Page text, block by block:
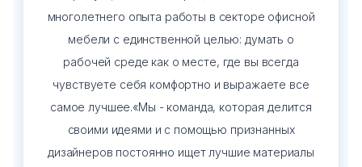
многолетнего опыта работы в секторе офисной
мебели с единственной целью: думать о
рабочей среде как о месте, где вы всегда
чувствуете себя комфортно и выражаете все
самое лучшее.«Мы - команда, которая делится
своими идеями и с помощью признанных
дизайнеров постоянно ищет лучшие материалы
Офисные шкафы
Офисные диваны
Сейфы и металлическая мебель
Обеденная зона